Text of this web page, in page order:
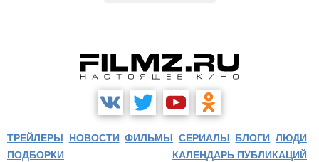
ТРЕЙЛЕРЫ НОВОСТИ ФИЛЬМЫ СЕРИАЛЫ БЛОГИ ЛЮДИ
ПОДБОРКИ
КАЛЕНДАРЬ ПУБЛИКАЦИЙ